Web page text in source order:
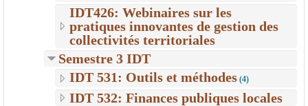
IDT426: Webinaires sur les
pratiques innovantes de gestion des
collectivités territoriales
Semestre 3 IDT
IDT 531: Outils et méthodes (4)
IDT 532: Finances publiques locales